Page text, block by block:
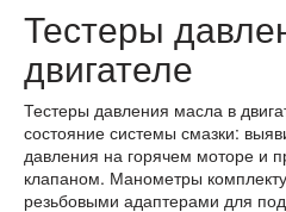
Тестеры
двигателе
Тестеры давления масла в
состояние системы смазки:
давления на горячем моторе и
клапаном. Манометры
резьбовыми адаптерами для